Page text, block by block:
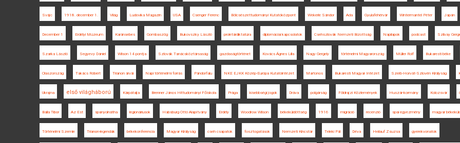
Svájc 1918. december 1. Világ Ludovika Magazin USA Csenger Ferenc Bölcsészettudományi Kutatóközpont Wekerle Sándor Ada Gyulafehérvár Wintermantel Péter Japán
December 1 Erdélyi Múzeum Karánsebes Gombaszög Bukovszky László proletárdiktatúra diplomáciai kapcsolatok Csehszlovák Nemzeti Bizottság Napilapok podcast Szilvay
Szarka László Segyevy Dániel Wilson 14 pontja Szlovák Tanácsköztársaság gazdaságtörténet Kovács Ágnes Lilla Nagy Gergely történelmi Magyarország Müller Rolf Bukaresti béke
Olaszország Takács Róbert Trianon árvái Napi történelmi forrás Pándorfalu NKE EJKK Közép-Európa Kutatóintézet Martonos Bukaresti Magyar Intézet Szerb-Horvát-Szlovén Királyság
Ukrajna első világháború Kárpátalja Brenner János Hittudományi Főiskola Prága kisebbségi jogok Dráva polgárság Földrajzi Közlemények Huszár-kormány Kolozsvár
Balla Tibor Az Est spanyolnátha legionáriusok Habsburg Ottó Alapítvány Erdély Woodrow Wilson békeküldöttség 1916 migráció recenzió spai egyezmény magyar
Történelmi Szemle Trianon-legendák békekonferencia Magyar Királyság cseh csapatok fosztogatások Nemzeti Kincstár Teleki Pál Déva Heilauf Zsuzsa gyerekvonatok